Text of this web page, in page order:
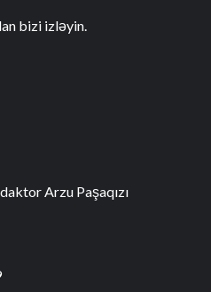
bizi izləyin.
Arzu Paşaqızı